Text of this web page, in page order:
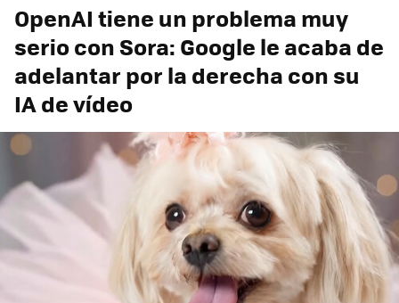
OpenAI tiene un problema muy
serio con Sora: Google le acaba de
adelantar por la derecha con su
IA de vídeo